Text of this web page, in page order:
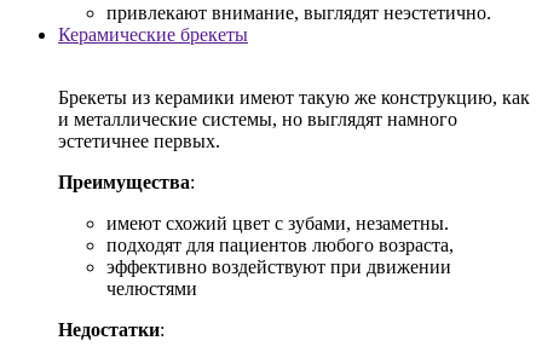
привлекают внимание, выглядят неэстетично.
Керамические брекеты
Брекеты из керамики имеют такую же конструкцию, как
и металлические системы, но выглядят намного
эстетичнее первых.
Преимущества:
имеют схожий цвет с зубами, незаметны.
подходят для пациентов любого возраста,
эффективно воздействуют при движении
челюстями
Недостатки: